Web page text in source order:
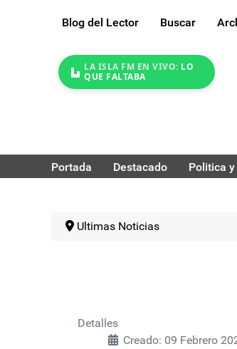
Blog del Lector Buscar
LA ISLA FM EN VIVO: LO
QUE FALTABA
Portada Destacado Politica
Ultimas Noticias
Detalles
Creado: 09 Febrero